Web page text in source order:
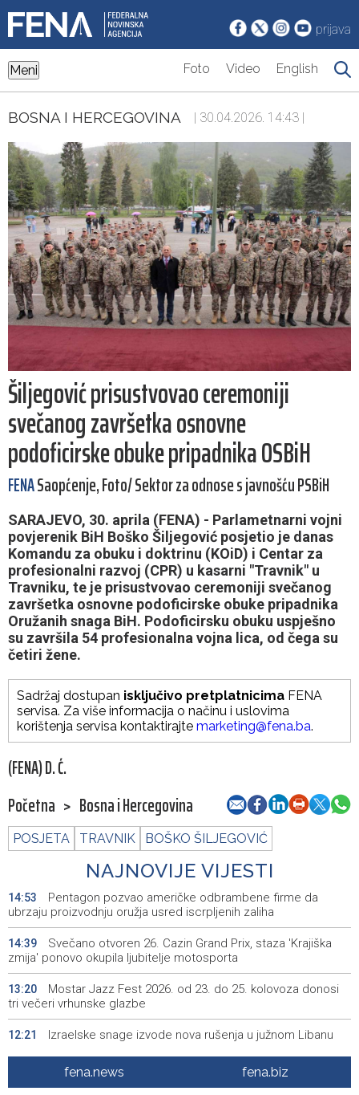
prijava
Meni Foto Video English
BOSNA I HERCEGOVINA | 30.04.2026. 14:43 |
Šiljegović prisustvovao ceremoniji
svečanog završetka osnovne
podoficirske obuke pripadnika OSBiH
FENASaopćenje, Foto/ Sektor za odnose s javnošću PSBiH
SARAJEVO, 30. aprila (FENA) - Parlametnarni vojni
povjerenik BiH Boško Šiljegović posjetio je danas
Komandu za obuku i doktrinu (KOiD) i Centar za
profesionalni razvoj (CPR) u kasarni "Travnik" u
Travniku, te je prisustvovao ceremoniji svečanog
završetka osnovne podoficirske obuke pripadnika
Oružanih snaga BiH. Podoficirsku obuku uspješno
su završila 54 profesionalna vojna lica, od čega su
četiri žene.
Sadržaj dostupan isključivo pretplatnicima FENA
servisa. Za više informacija o načinu i uslovima
korištenja servisa kontaktirajte marketing@fena.ba.
(FENA) D. Ć.
Početna > Bosna i Hercegovina
POSJETA TRAVNIK BOŠKO ŠILJEGOVIĆ
NAJNOVIJE VIJESTI
14:53
Pentagon pozvao američke odbrambene firme da
ubrzaju proizvodnju oružja usred iscrpljenih zaliha
14:39
Svečano otvoren 26. Cazin Grand Prix, staza 'Krajiška
zmija' ponovo okupila ljubitelje motosporta
13:20
Mostar Jazz Fest 2026. od 23. do 25. kolovoza donosi
tri večeri vrhunske glazbe
12:21 Izraelske snage izvode nova rušenja u južnom Libanu
Mještani Kola prikupili 3.000 KM za 'Kuću nade' u
fena.news fena.biz